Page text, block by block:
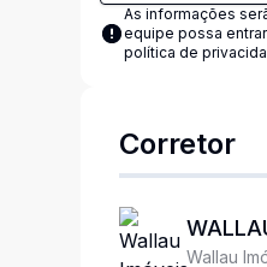
As informações
equipe possa
política de
Corretor
Wallau